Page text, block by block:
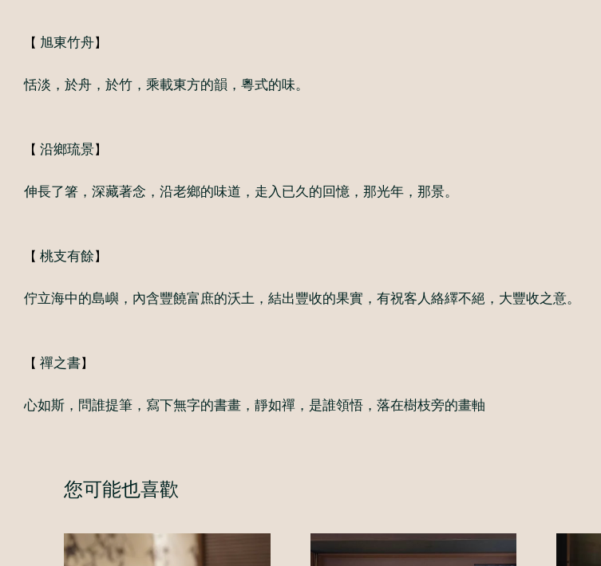
【 旭東竹舟】
恬淡，於舟，於竹，乘載東方的韻，粵式的味。
【 沿鄉琉景】
伸長了箸，深藏著念，沿老鄉的味道，走入已久的回憶，那光年，那景。
【 桃支有餘】
佇立海中的島嶼，內含豐饒富庶的沃土，結出豐收的果實，有祝客人絡繹不絕，大豐收之意。
【 禪之書】
心如斯，問誰提筆，寫下無字的書畫，靜如禪，是誰領悟，落在樹枝旁的畫軸
您可能也喜歡